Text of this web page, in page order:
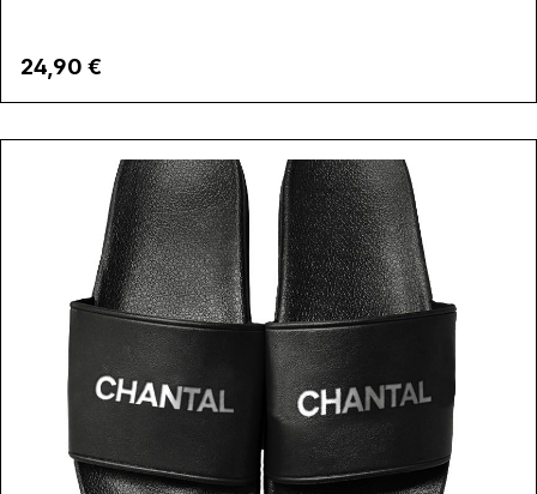
Regulärer Preis:
24,90 €